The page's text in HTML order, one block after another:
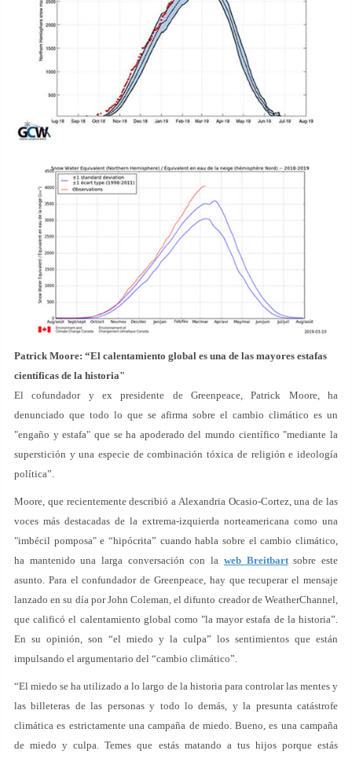
Patrick Moore: “El calentamiento global es una de las mayores estafas
científicas de la historia"
El cofundador y ex presidente de Greenpeace, Patrick Moore, ha
denunciado que todo lo que se afirma sobre el cambio climático es un
"engaño y estafa" que se ha apoderado del mundo científico "mediante la
superstición y una especie de combinación tóxica de religión e ideología
política”.
Moore, que recientemente describió a Alexandria Ocasio-Cortez, una de las
voces más destacadas de la extrema-izquierda norteamericana como una
"imbécil pomposa" e “hipócrita” cuando habla sobre el cambio climático,
ha mantenido una larga conversación con la web Breitbartsobre este
asunto. Para el confundador de Greenpeace, hay que recuperar el mensaje
lanzado en su día por John Coleman, el difunto creador de WeatherChannel,
que calificó el calentamiento global como "la mayor estafa de la historia”.
En su opinión, son “el miedo y la culpa” los sentimientos que están
impulsando el argumentario del “cambio climático”.
“El miedo se ha utilizado a lo largo de la historia para controlar las mentes y
las billeteras de las personas y todo lo demás, y la presunta catástrofe
climática es estrictamente una campaña de miedo. Bueno, es una campaña
de miedo y culpa. Temes que estás matando a tus hijos porque estás